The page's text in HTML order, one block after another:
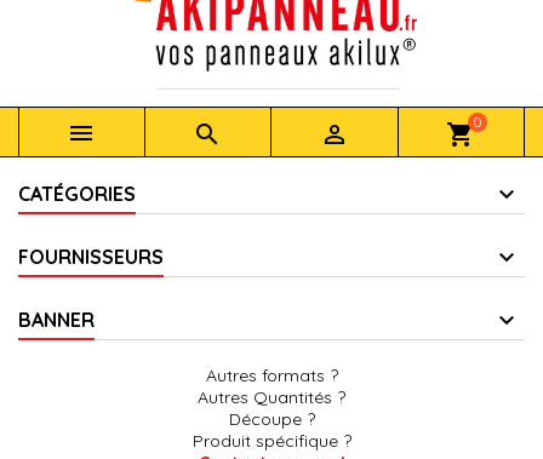
   shopping_cart0
CATÉGORIES
FOURNISSEURS
BANNER
Autres formats ?
Autres Quantités ?
Découpe ?
Produit spécifique ?